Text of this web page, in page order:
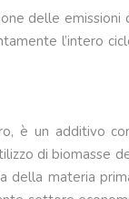
delle emissioni
l’intero
è un additivo
di biomasse
materia